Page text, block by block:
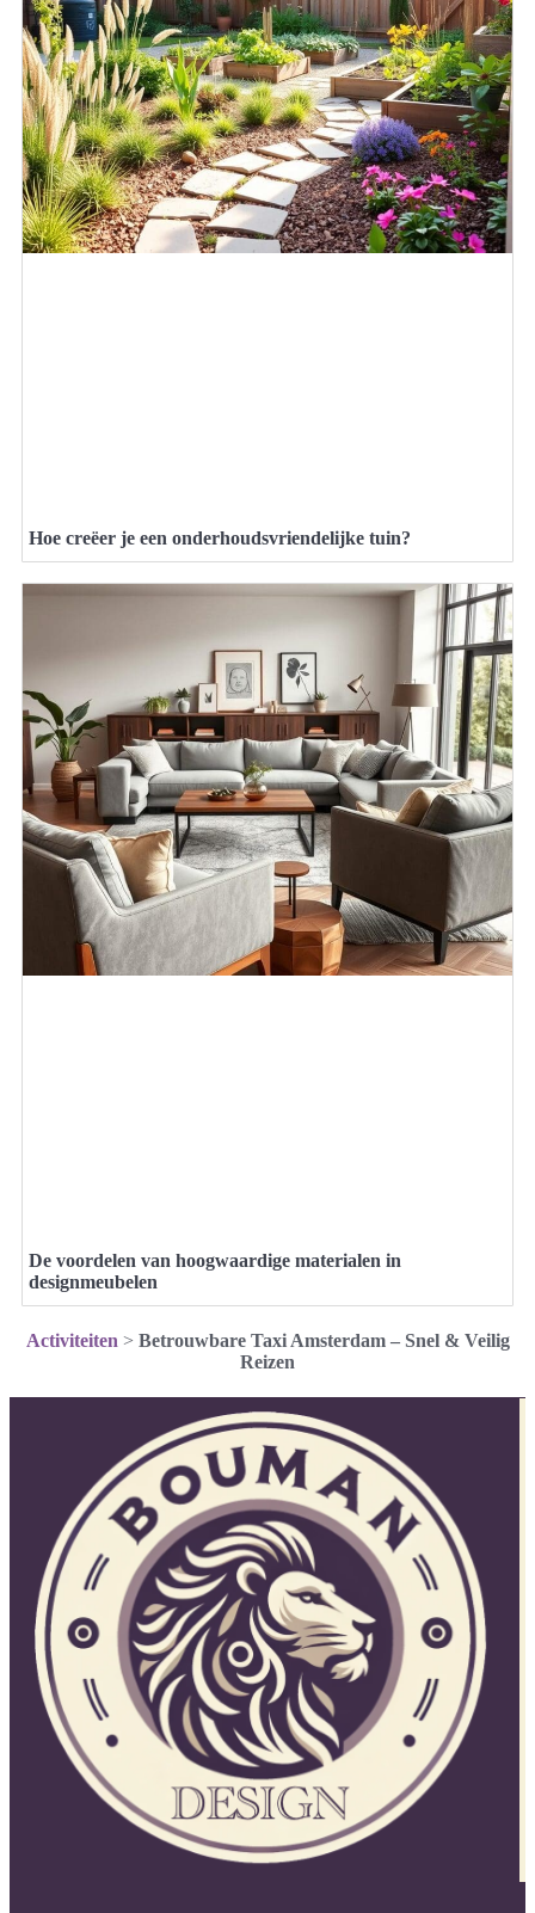
Hoe creëer je een onderhoudsvriendelijke tuin?
De voordelen van hoogwaardige materialen in
designmeubelen
Activiteiten > Betrouwbare Taxi Amsterdam – Snel & Veilig
Reizen